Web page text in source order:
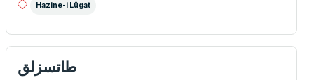
Hazine-i Lûgat
طاتسزلق